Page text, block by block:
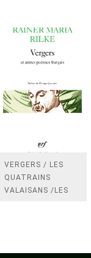
VERGERS / LES
QUATRAINS
VALAISANS /LES